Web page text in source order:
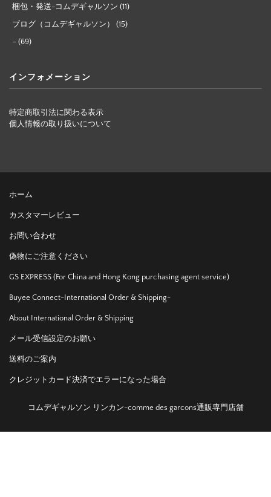
梱包・発送-コムデギャルソン (11)
ブログ（コムデギャルソン） (15)
– (69)
インフォメーション
特定商取引法に関わる表示
個人情報の取り扱いについて
ホーム
カスタマーレビュー
お問い合わせ
偽物にご注意ください
GS EXPRESS (For China and Hong Kong purchasing agent service)
Buyee Connect-International Order & Shipping-
About International Order & Shipping
メール受信設定のお願い
送料のご案内
クレジットカード決済でエラーになった場合
コムデギャルソン リンカン-comme des garcons通販専門店舗